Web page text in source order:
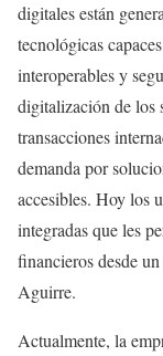
digitales están
tecnológicas
interoperables y
digitalización de los
transacciones
demanda por
accesibles. Hoy los
integradas que les
financieros desde
Aguirre.
Actualmente, la